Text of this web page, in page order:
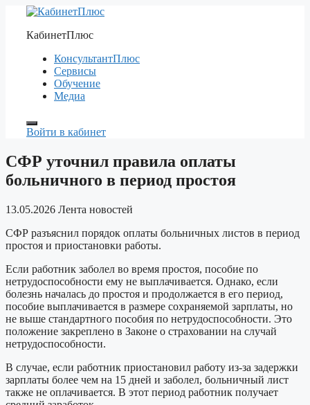
Перейти
содержимому
КабинетПлюс
КонсультантПлюс
Сервисы
Обучение
Медиа
Войти в кабинет
СФР уточнил правила оплаты
больничного в период простоя
13.05.2026 Лента новостей
СФР разъяснил порядок оплаты больничных листов в период
простоя и приостановки работы.
Если работник заболел во время простоя, пособие по
нетрудоспособности ему не выплачивается. Однако, если
болезнь началась до простоя и продолжается в его период,
пособие выплачивается в размере сохраняемой зарплаты, но
не выше стандартного пособия по нетрудоспособности. Это
положение закреплено в Законе о страховании на случай
нетрудоспособности.
В случае, если работник приостановил работу из-за задержки
зарплаты более чем на 15 дней и заболел, больничный лист
также не оплачивается. В этот период работник получает